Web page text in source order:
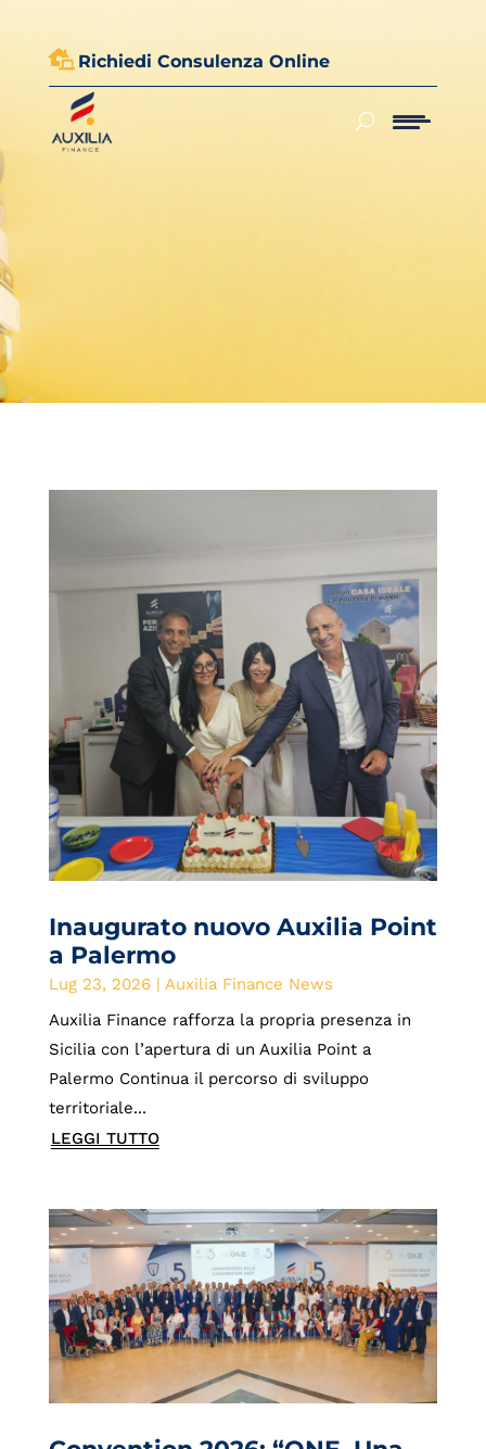
 Richiedi Consulenza Online
Inaugurato nuovo Auxilia Point
a Palermo
Lug 23, 2026| Auxilia Finance News
Auxilia Finance rafforza la propria presenza in
Sicilia con l’apertura di un Auxilia Point a
Palermo Continua il percorso di sviluppo
territoriale...
LEGGI TUTTO